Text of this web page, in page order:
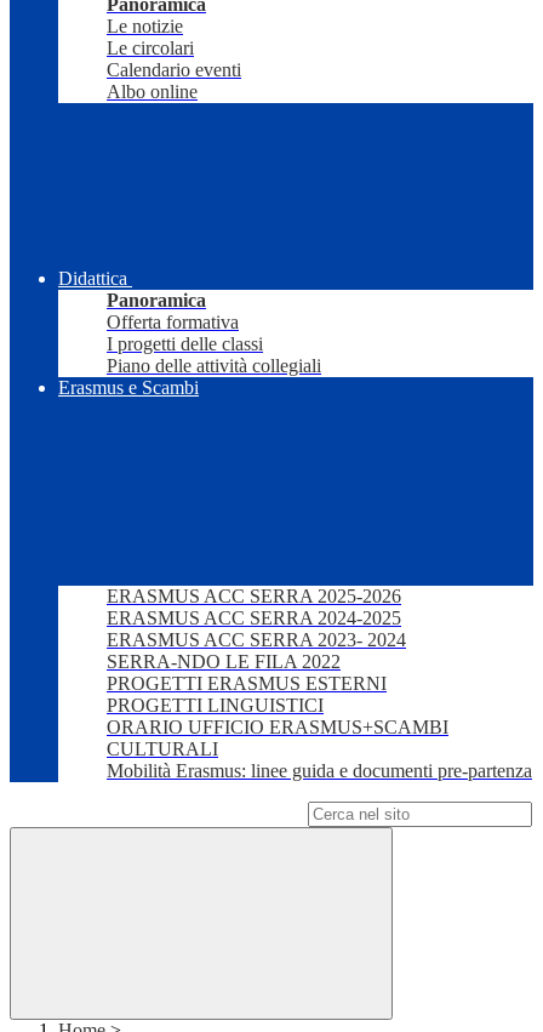
Panoramica
Le notizie
Le circolari
Calendario eventi
Albo online
Didattica
Panoramica
Offerta formativa
I progetti delle classi
Piano delle attività collegiali
Erasmus e Scambi
ERASMUS ACC SERRA 2025-2026
ERASMUS ACC SERRA 2024-2025
ERASMUS ACC SERRA 2023- 2024
SERRA-NDO LE FILA 2022
PROGETTI ERASMUS ESTERNI
PROGETTI LINGUISTICI
ORARIO UFFICIO ERASMUS+SCAMBI
CULTURALI
Mobilità Erasmus: linee guida e documenti pre-partenza